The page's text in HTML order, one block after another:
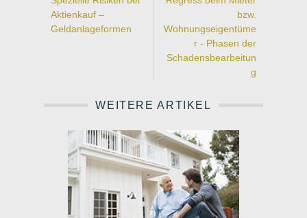
Aktienkauf –
Geldanlageformen
bzw.
Wohnungseigentüme
r - Phasen der
Schadensbearbeitun
g
WEITERE ARTIKEL